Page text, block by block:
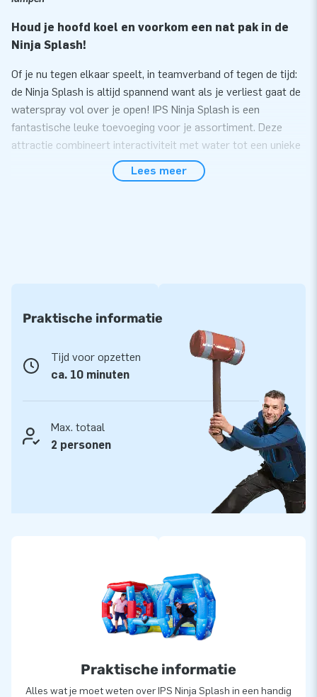
Houd je hoofd koel en voorkom een nat pak in de
Ninja Splash!
Of je nu tegen elkaar speelt, in teamverband of tegen de tijd:
de Ninja Splash is altijd spannend want als je verliest gaat de
waterspray vol over je open! IPS Ninja Splash is een
fantastische leuke toevoeging voor je assortiment. Deze
attractie combineert interactiviteit met water tot een unieke
attractie die leuk is voor jong en oud!
compleet te maken!
Makkelijk schoon te houden en 5 jaar garantie
JB kussens zijn op meerdere punten verstevigd en
meervoudig gestikt. Het sterke, hoge kwaliteit PVC is
gemakkelijk schoon te houden. Deze duurzame inflatable
wordt geleverd met 5 jaar garantie. Met dit product lever je
Koop de interactieve IPS Ninja Splash en bezorg jouw klanten
wereldwijd een gat in de lucht laat springen. Ons team van
designers, ontwikkelaars en logistiek medewerkers leverde al
aan ruim 15.000 klanten unieke opblaasattracties op grootse
wijze! Onze professionele service en levering spreekt onze
Lees meer
Praktische informatie
Tijd voor opzetten
ca. 10 minuten
Max. totaal
2 personen
Praktische informatie
Alles wat je moet weten over IPS Ninja Splash in een handig